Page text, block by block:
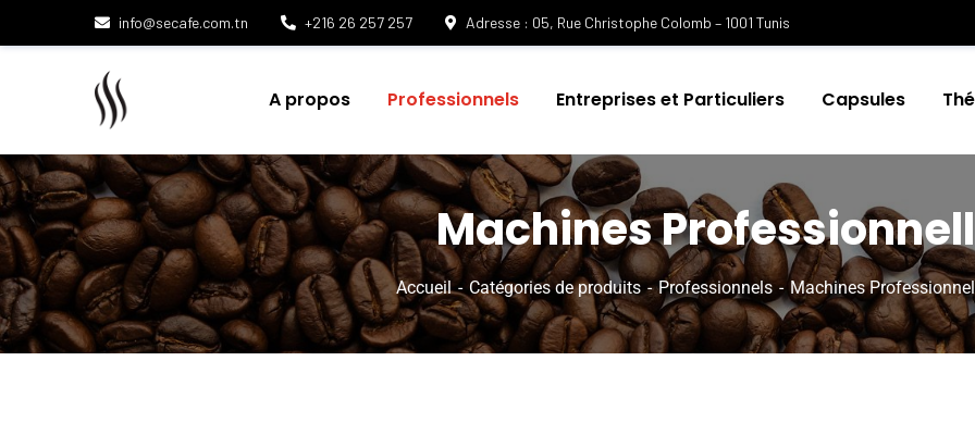
info@secafe.com.tn +216 26 257 257 Adresse : 05, Rue Christophe Colomb – 1001 Tunis
A propos Professionnels Entreprises et Particuliers Capsules Thé
Machines
Accueil Catégories de produits Professionnels Machines